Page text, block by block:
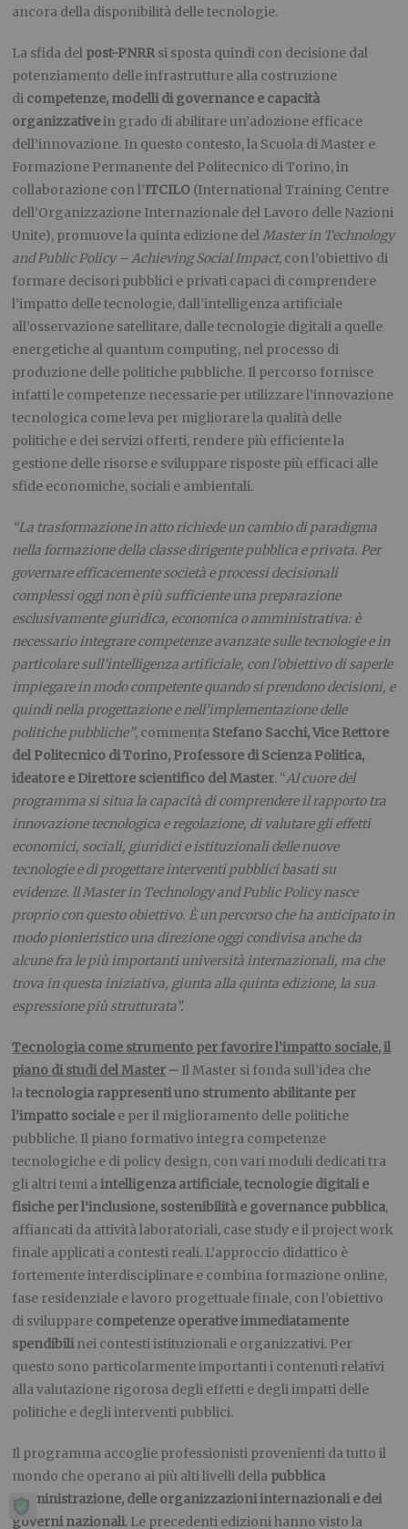
ancora della disponibilità delle tecnologie.
La sfida del post-PNRR si sposta quindi con decisione dal
potenziamento delle infrastrutture alla costruzione
di competenze, modelli di governance e capacità
organizzativein grado di abilitare un’adozione efficace
dell’innovazione. In questo contesto, la Scuola di Master e
Formazione Permanente del Politecnico di Torino, in
collaborazione con l’ITCILO (International Training Centre
dell’Organizzazione Internazionale del Lavoro delle Nazioni
Unite), promuove la quinta edizione del Master in Technology
and Public Policy – Achieving Social Impact, con l’obiettivo di
formare decisori pubblici e privati capaci di comprendere
l’impatto delle tecnologie, dall’intelligenza artificiale
all’osservazione satellitare, dalle tecnologie digitali a quelle
energetiche al quantum computing, nel processo di
produzione delle politiche pubbliche. Il percorso fornisce
infatti le competenze necessarie per utilizzare l’innovazione
tecnologica come leva per migliorare la qualità delle
politiche e dei servizi offerti, rendere più efficiente la
gestione delle risorse e sviluppare risposte più efficaci alle
sfide economiche, sociali e ambientali.
“La trasformazione in atto richiede un cambio di paradigma
nella formazione della classe dirigente pubblica e privata. Per
governare efficacemente società e processi decisionali
complessi oggi non è più sufficiente una preparazione
esclusivamente giuridica, economica o amministrativa: è
necessario integrare competenze avanzate sulle tecnologie e in
particolare sull’intelligenza artificiale, con l’obiettivo di saperle
impiegare in modo competente quando si prendono decisioni, e
quindi nella progettazione e nell’implementazione delle
politiche pubbliche”, commenta Stefano Sacchi, Vice Rettore
del Politecnico di Torino, Professore di Scienza Politica,
ideatore e Direttore scientifico del Master. “Al cuore del
programma si situa la capacità di comprendere il rapporto tra
innovazione tecnologica e regolazione, di valutare gli effetti
economici, sociali, giuridici e istituzionali delle nuove
tecnologie e di progettare interventi pubblici basati su
evidenze. ll Master in Technology and Public Policy nasce
proprio con questo obiettivo. È un percorso che ha anticipato in
modo pionieristico una direzione oggi condivisa anche da
alcune fra le più importanti università internazionali, ma che
trova in questa iniziativa, giunta alla quinta edizione, la sua
espressione più strutturata”.
Tecnologia come strumento per favorire l’impatto sociale, il
piano di studi del Master – Il Master si fonda sull’idea che
latecnologia rappresenti uno strumento abilitante per
l’impatto sociale e per il miglioramento delle politiche
pubbliche. Il piano formativo integra competenze
tecnologiche e di policy design, con vari moduli dedicati tra
gli altri temi aintelligenza artificiale, tecnologie digitali e
fisiche per l’inclusione, sostenibilità e governance pubblica,
affiancati da attività laboratoriali, case study e il project work
finale applicati a contesti reali. L’approccio didattico è
fortemente interdisciplinare e combina formazione online,
fase residenziale e lavoro progettuale finale, con l’obiettivo
di sviluppare competenze operative immediatamente
spendibili nei contesti istituzionali e organizzativi. Per
questo sono particolarmente importanti i contenuti relativi
alla valutazione rigorosa degli effetti e degli impatti delle
politiche e degli interventi pubblici.
Il programma accoglie professionisti provenienti da tutto il
mondo che operano ai più alti livelli della pubblica
amministrazione, delle organizzazioni internazionali e dei
governi nazionali. Le precedenti edizioni hanno visto la